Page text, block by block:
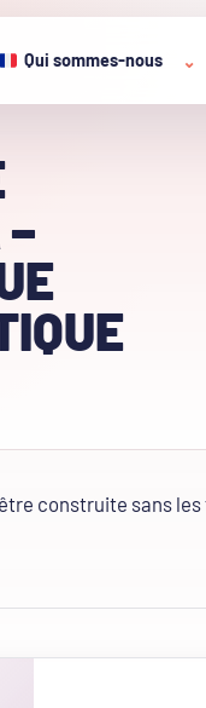
Qui sommes-nous ⌄
construite sans